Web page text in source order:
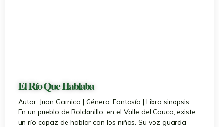
El Río Que Hablaba
Autor: Juan Garnica | Género: Fantasía | Libro sinopsis...
En un pueblo de Roldanillo, en el Valle del Cauca, existe
un río capaz de hablar con los niños. Su voz guarda